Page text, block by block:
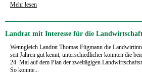
Mehr lesen
Landrat mit Interesse für die
Wenngleich Landrat Thomas Fügmann die
seit Jahren gut kennt, unterschiedlicher konnten die
24. Mai auf dem Plan der zweitägigen
So konnte...